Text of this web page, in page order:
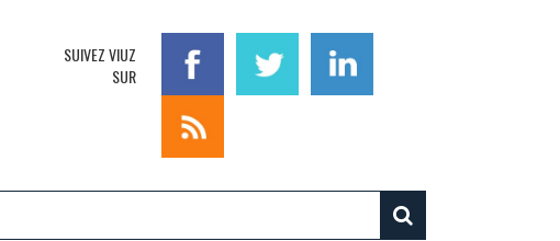
SUIVEZ VIUZ
SUR